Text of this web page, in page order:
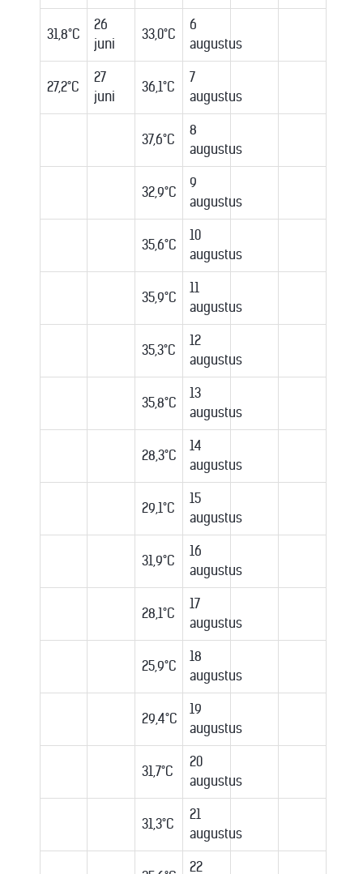
31,8°C
26
juni
33,0°C
6
augustus
27,2°C
27
juni
36,1°C
7
augustus
37,6°C
8
augustus
32,9°C
9
augustus
35,6°C
10
augustus
35,9°C
11
augustus
35,3°C
12
augustus
35,8°C
13
augustus
28,3°C
14
augustus
29,1°C
15
augustus
31,9°C
16
augustus
28,1°C
17
augustus
25,9°C
18
augustus
29,4°C
19
augustus
31,7°C
20
augustus
31,3°C
21
augustus
22